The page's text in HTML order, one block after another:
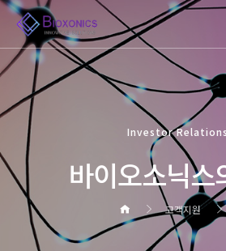
Investor Relations
바이오소닉스
고객지원